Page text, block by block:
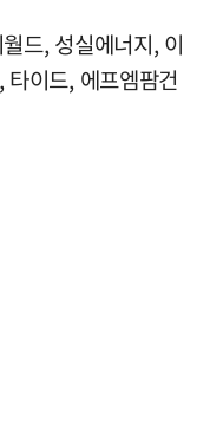
드, 성실에너지, 이
이드, 에프엠팜건